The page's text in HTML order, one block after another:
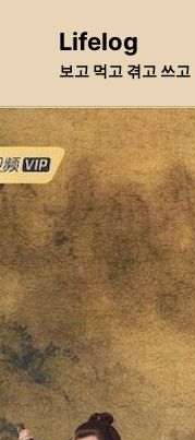
navigation
Lifelog
보고 먹고 겪고 쓰고